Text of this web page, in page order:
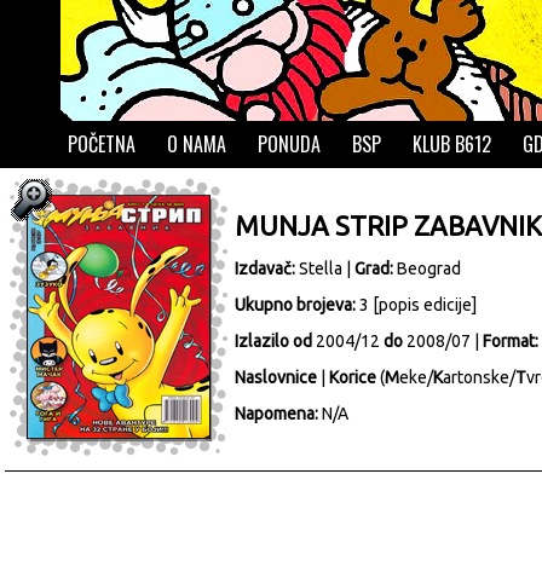
POČETNA O NAMA PONUDA BSP KLUB B612
MUNJA STRIP ZABAVNIK
Izdavač:Stella Grad:Beograd
Ukupno brojeva:3 [popis edicije]
Izlazilo od 2004/12 do 2008/07 | Format:
Naslovnice
Korice(Meke/Kartonske/T
Napomena:N/A